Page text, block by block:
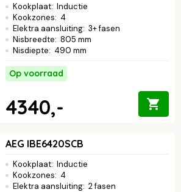
Kookplaat: Inductie
Kookzones: 4
Elektra aansluiting: 3+ fasen
Nisbreedte: 805 mm
Nisdiepte: 490 mm
Op voorraad
4340,-
AEG IBE6420SCB
Kookplaat: Inductie
Kookzones: 4
Elektra aansluiting: 2 fasen